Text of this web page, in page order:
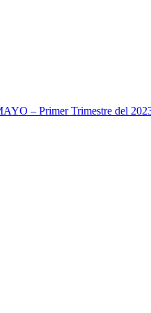
– Primer Trimestre del